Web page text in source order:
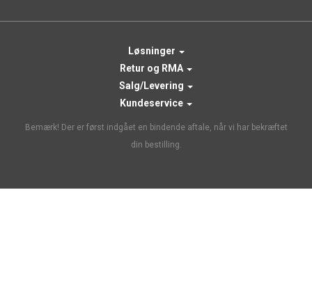
Løsninger
Retur og RMA
Salg/Levering
Kundeservice
Bemærk! Der er først indgået en bindende aftale, når vi har bekræftet
din bestilling.